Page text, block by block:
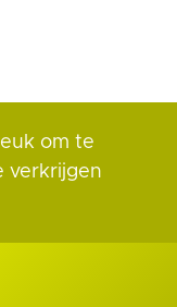
om te
verkrijgen